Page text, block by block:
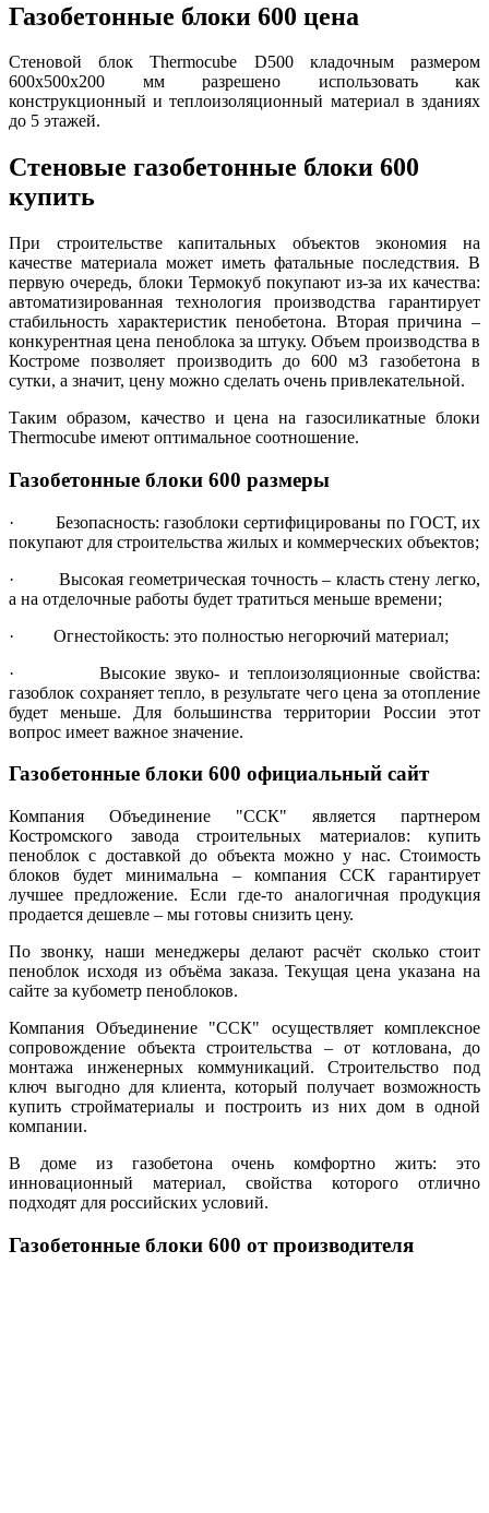
Газобетонные блоки 600 цена
Стеновой блок Thermocube D500 кладочным размером
600x500x200 мм разрешено использовать как
конструкционный и теплоизоляционный материал в зданиях
до 5 этажей.
Стеновые газобетонные блоки 600
купить
При строительстве капитальных объектов экономия на
качестве материала может иметь фатальные последствия. В
первую очередь, блоки Термокуб покупают из-за их качества:
автоматизированная технология производства гарантирует
стабильность характеристик пенобетона. Вторая причина –
конкурентная цена пеноблока за штуку. Объем производства в
Костроме позволяет производить до 600 м3 газобетона в
сутки, а значит, цену можно сделать очень привлекательной.
Таким образом, качество и цена на газосиликатные блоки
Thermocube имеют оптимальное соотношение.
Газобетонные блоки 600 размеры
· Безопасность: газоблоки сертифицированы по ГОСТ, их
покупают для строительства жилых и коммерческих объектов;
· Высокая геометрическая точность – класть стену легко,
а на отделочные работы будет тратиться меньше времени;
· Огнестойкость: это полностью негорючий материал;
· Высокие звуко- и теплоизоляционные свойства:
газоблок сохраняет тепло, в результате чего цена за отопление
будет меньше. Для большинства территории России этот
вопрос имеет важное значение.
Газобетонные блоки 600 официальный сайт
Компания Объединение "ССК" является партнером
Костромского завода строительных материалов: купить
пеноблок с доставкой до объекта можно у нас. Стоимость
блоков будет минимальна – компания ССК гарантирует
лучшее предложение. Если где-то аналогичная продукция
продается дешевле – мы готовы снизить цену.
По звонку, наши менеджеры делают расчёт сколько стоит
пеноблок исходя из объёма заказа. Текущая цена указана на
сайте за кубометр пеноблоков.
Компания Объединение "ССК" осуществляет комплексное
сопровождение объекта строительства – от котлована, до
монтажа инженерных коммуникаций. Строительство под
ключ выгодно для клиента, который получает возможность
купить стройматериалы и построить из них дом в одной
компании.
В доме из газобетона очень комфортно жить: это
инновационный материал, свойства которого отлично
подходят для российских условий.
Газобетонные блоки 600 от производителя